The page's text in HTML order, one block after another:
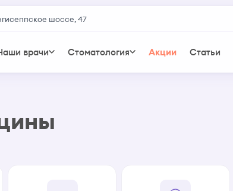
шоссе, 47
врачи Стоматология Акции Статьи